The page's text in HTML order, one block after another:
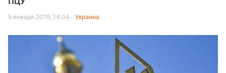
5 января 2019, 14:04 Украина